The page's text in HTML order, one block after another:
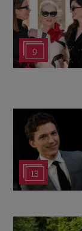
9
13